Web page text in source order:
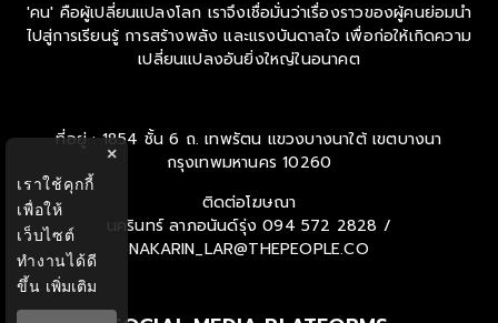
'คน' คือผู้เปลี่ยนแปลงโลก เราจึงเชื่อมั่นว่าเรื่องราวของผู้คนย่อมนำ
ไปสู่การเรียนรู้ การสร้างพลัง และแรงบันดาลใจ เพื่อก่อให้เกิดความ
เปลี่ยนแปลงอันยิ่งใหญ่ในอนาคต
ที่อยู่ : 1854 ชั้น 6 ถ. เทพรัตน แขวงบางนาใต้ เขตบางนา
กรุงเทพมหานคร 10260
ติดต่อโฆษณา
นครินทร์ ลาภอนันด์รุ่ง 094 572 2828 /
NAKARIN_LAR@THEPEOPLE.CO
×
เราใช้คุกกี้
เพื่อให้
เว็บไซต์
ทำงานได้ดี
ขึ้น เพิ่มเติม